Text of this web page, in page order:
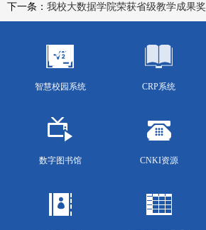
下一条： 我校大数据学院荣获省级教学成果奖
智慧校园系统 CRP系统
数字图书馆 CNKI资源